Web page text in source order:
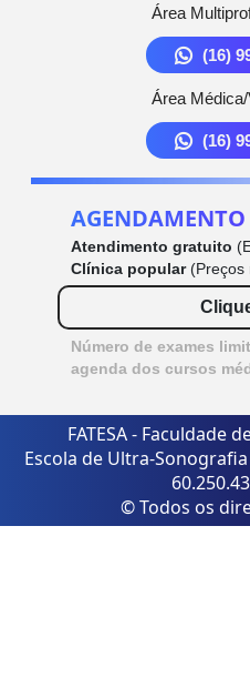
Área
(16)
Área
(16)
AGENDAMENTO
Atendimento gratuito
Clínica popular(Preços
Número de exames
agenda dos cursos
FATESA - Faculdade
Escola de Ultra-Sonografia
© Todos os